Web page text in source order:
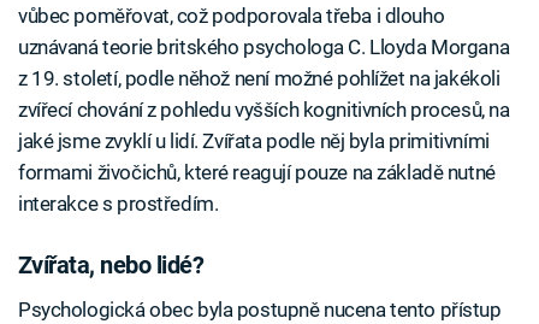
vůbec poměřovat, což podporovala třeba i dlouho
uznávaná teorie britského psychologa C. Lloyda Morgana
z 19. století, podle něhož není možné pohlížet na jakékoli
zvířecí chování z pohledu vyšších kognitivních procesů, na
jaké jsme zvyklí u lidí. Zvířata podle něj byla primitivními
formami živočichů, které reagují pouze na základě nutné
interakce s prostředím.
Zvířata, nebo lidé?
Psychologická obec byla postupně nucena tento přístup